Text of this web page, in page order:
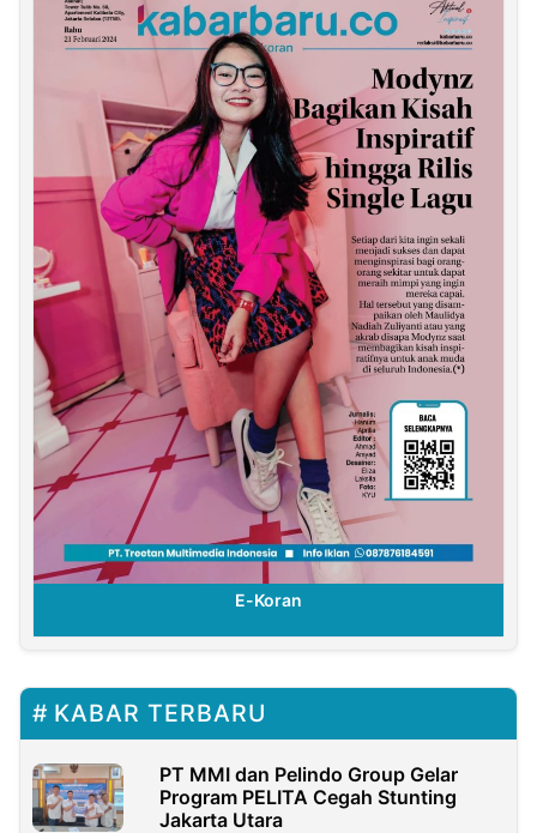
E-Koran
KABAR TERBARU
PT MMI dan Pelindo Group Gelar
Program PELITA Cegah Stunting
Jakarta Utara